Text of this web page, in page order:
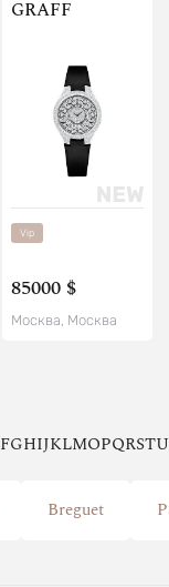
GRAFF
Vip
85000 $
Москва, Москва
FGHIJKLMOPQRSTU
Breguet